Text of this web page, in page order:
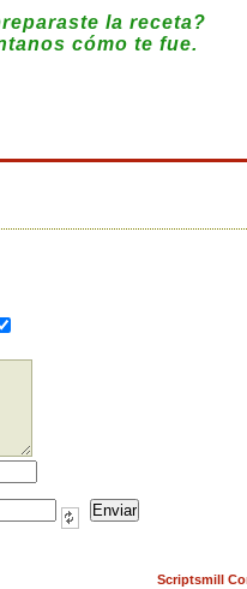
la receta?
cómo te fue.
Scriptsmill